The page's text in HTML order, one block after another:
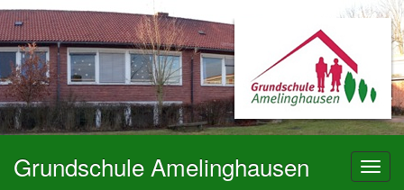
Grundschule Amelinghausen